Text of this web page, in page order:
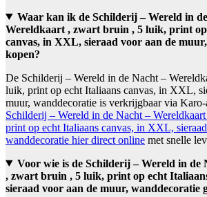
Waar kan ik de Schilderij – Wereld in
Wereldkaart , zwart bruin , 5 luik, print
canvas, in XXL, sieraad voor aan de
kopen?
De Schilderij – Wereld in de Nacht –
luik, print op echt Italiaans canvas, in XXL,
muur, wanddecoratie is verkrijgbaar via
Schilderij – Wereld in de Nacht –
print op echt Italiaans canvas, in XXL,
wanddecoratie hier direct online met snelle
Voor wie is de Schilderij – Wereld in de
, zwart bruin , 5 luik, print op echt
sieraad voor aan de muur, wanddecoratie